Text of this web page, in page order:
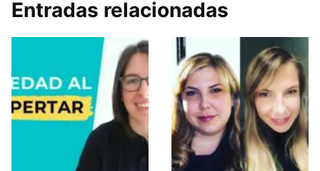
Entradas relacionadas